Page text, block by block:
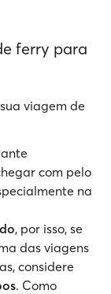
ferry para
viagem de
com pelo
na
, por isso, se
das viagens
considere
. Como